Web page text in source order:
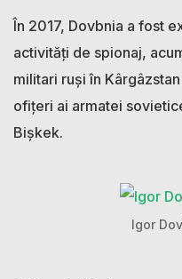
În 2017, Dovbnia a fost
activități de spionaj,
militari ruși în
ofițeri ai armatei
Bișkek.
Igor